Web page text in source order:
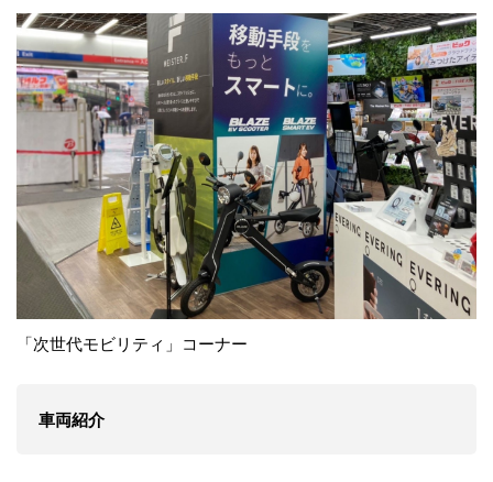
「次世代モビリティ」コーナー
車両紹介